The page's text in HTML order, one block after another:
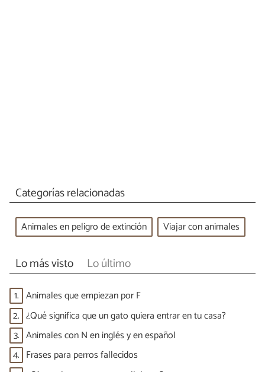
Categorías relacionadas
Animales en peligro de extinción Viajar con animales
Lo más visto Lo último
1. Animales que empiezan por F
2. ¿Qué significa que un gato quiera entrar en tu casa?
3. Animales con N en inglés y en español
4. Frases para perros fallecidos